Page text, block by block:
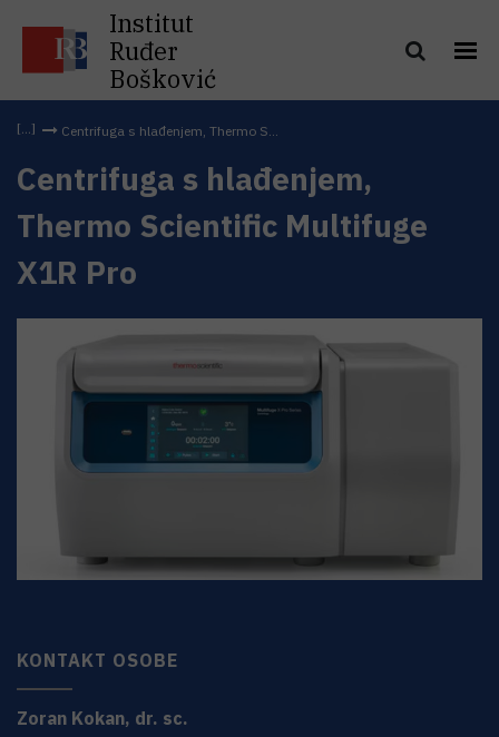
Institut
Ruđer
Bošković
Centrifuga s hlađenjem, Thermo S...
Centrifuga s hlađenjem,
Thermo Scientific Multifuge
X1R Pro
KONTAKT OSOBE
Zoran Kokan, dr. sc.